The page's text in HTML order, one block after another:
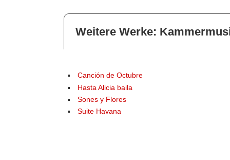
Weitere Werke:
Canción de Octubre
Hasta Alicia baila
Sones y Flores
Suite Havana